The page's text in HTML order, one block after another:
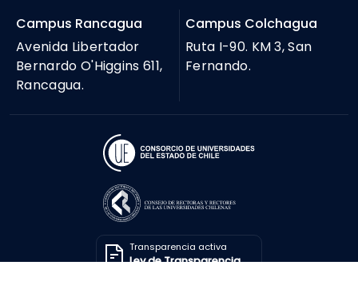
Campus Rancagua
Avenida Libertador
Bernardo O'Higgins 611,
Rancagua.
Campus Colchagua
Ruta I-90. KM 3, San
Fernando.
Transparencia activa
Ley de Transparencia